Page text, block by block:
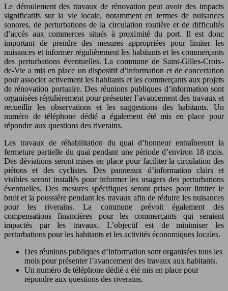
Le déroulement des travaux de rénovation peut avoir des impacts
significatifs sur la vie locale, notamment en termes de nuisances
sonores, de perturbations de la circulation routière et de difficultés
d’accès aux commerces situés à proximité du port. Il est donc
important de prendre des mesures appropriées pour limiter les
nuisances et informer régulièrement les habitants et les commerçants
des perturbations éventuelles. La commune de Saint-Gilles-Croix-
de-Vie a mis en place un dispositif d’information et de concertation
pour associer activement les habitants et les commerçants aux projets
de rénovation portuaire. Des réunions publiques d’information sont
organisées régulièrement pour présenter l’avancement des travaux et
recueillir les observations et les suggestions des habitants. Un
numéro de téléphone dédié a également été mis en place pour
répondre aux questions des riverains.
Les travaux de réhabilitation du quai d’honneur entraîneront la
fermeture partielle du quai pendant une période d’environ 18 mois.
Des déviations seront mises en place pour faciliter la circulation des
piétons et des cyclistes. Des panneaux d’information clairs et
visibles seront installés pour informer les usagers des perturbations
éventuelles. Des mesures spécifiques seront prises pour limiter le
bruit et la poussière pendant les travaux afin de réduire les nuisances
pour les riverains. La commune prévoit également des
compensations financières pour les commerçants qui seraient
impactés par les travaux. L’objectif est de minimiser les
perturbations pour les habitants et les activités économiques locales.
Des réunions publiques d’information sont organisées tous les
mois pour présenter l’avancement des travaux aux habitants.
Un numéro de téléphone dédié a été mis en place pour
répondre aux questions des riverains.